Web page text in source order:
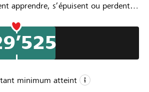
apprendre, s’épuisent ou perdent
des accompagnements individuels
leur fonctionnement
développer des stratégies adaptées, à
quartiers ou dans des communes,
l'Atelier nomade, un van
minimum atteint